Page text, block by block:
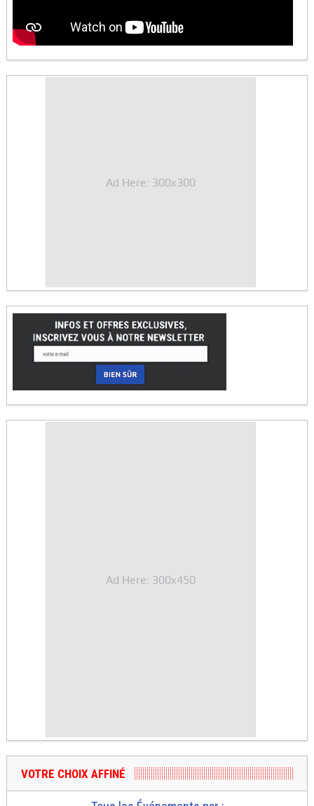
Ad Here: 300x300
Ad Here: 300x450
VOTRE CHOIX AFFINÉ